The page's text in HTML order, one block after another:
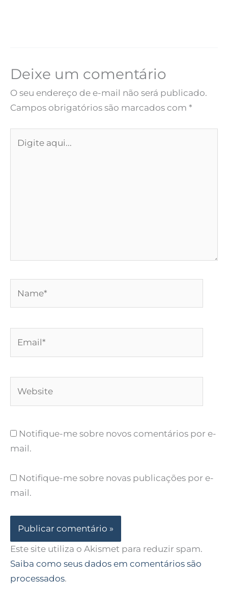
Deixe um comentário
O seu endereço de e-mail não será publicado.
Campos obrigatórios são marcados com *
aqui...
Notifique-me sobre novos comentários por e-
mail.
Notifique-me sobre novas publicações por e-
mail.
Este site utiliza o Akismet para reduzir spam.
Saiba como seus dados em comentários são
processados.